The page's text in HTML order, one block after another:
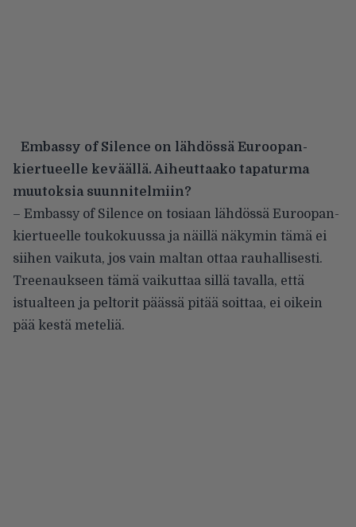
Embassy of Silence on lähdössä Euroopan-
kiertueelle keväällä. Aiheuttaako tapaturma
muutoksia suunnitelmiin?
– Embassy of Silence on tosiaan lähdössä Euroopan-
kiertueelle toukokuussa ja näillä näkymin tämä ei
siihen vaikuta, jos vain maltan ottaa rauhallisesti.
Treenaukseen tämä vaikuttaa sillä tavalla, että
istualteen ja peltorit päässä pitää soittaa, ei oikein
pää kestä meteliä.